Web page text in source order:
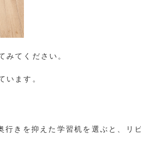
みてください。
います。
行きを抑えた学習机を選ぶと、リ